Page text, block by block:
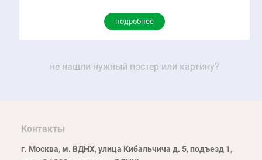
подробнее
не нашли нужный постер или картину?
Контакты
г. Москва, м. ВДНХ, улица Кибальчича д. 5, подъезд 1,